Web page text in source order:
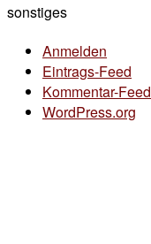
sonstiges
Anmelden
Eintrags-Feed
Kommentar-Feed
WordPress.org